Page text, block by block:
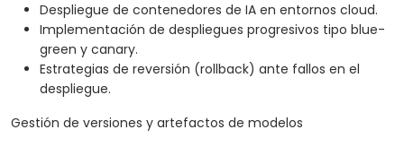
Despliegue de contenedores de IA en entornos cloud.
Implementación de despliegues progresivos tipo blue-
green y canary.
Estrategias de reversión (rollback) ante fallos en el
despliegue.
Gestión de versiones y artefactos de modelos